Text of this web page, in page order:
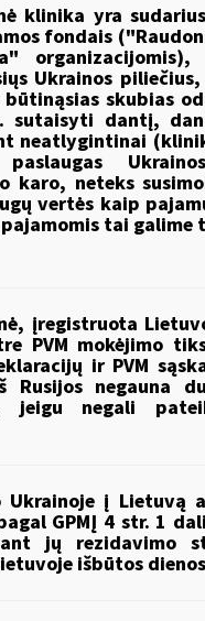
klinika yra
fondais
Ukrainos piliečius,
skubias
sutaisyti dantį,
neatlygintinai
paslaugas
karo, neteks
vertės kaip
tai galime
įregistruota
PVM mokėjimo
ir PVM
Rusijos negauna
jeigu negali
į Lietuvą
GPMĮ 4 str. 1
jų rezidavimo
išbūtos